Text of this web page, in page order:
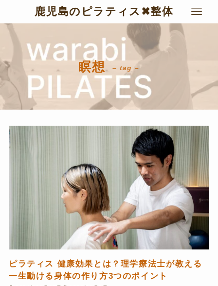
鹿児島のピラティス✖︎整体
瞑想 – tag –
ピラティス 健康効果とは？理学療法士が教える
一生動ける身体の作り方3つのポイント